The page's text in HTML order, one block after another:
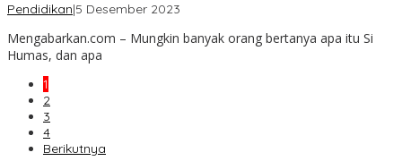
Pendidikan|5 Desember 2023
Mengabarkan.com – Mungkin banyak orang bertanya apa itu Si
Humas, dan apa
1
2
3
4
Berikutnya